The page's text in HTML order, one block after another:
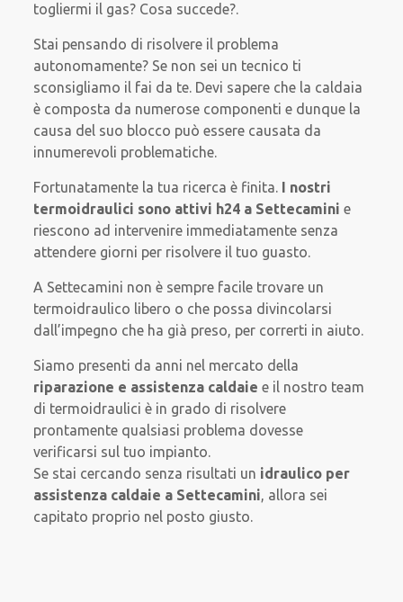
togliermi il gas? Cosa succede?.
Stai pensando di risolvere il problema
autonomamente? Se non sei un tecnico ti
sconsigliamo il fai da te. Devi sapere che la caldaia
è composta da numerose componenti e dunque la
causa del suo blocco può essere causata da
innumerevoli problematiche.
Fortunatamente la tua ricerca è finita. I nostri
termoidraulici sono attivi h24 a Settecamini e
riescono ad intervenire immediatamente senza
attendere giorni per risolvere il tuo guasto.
A Settecamini non è sempre facile trovare un
termoidraulico libero o che possa divincolarsi
dall’impegno che ha già preso, per correrti in aiuto.
Siamo presenti da anni nel mercato della
riparazione e assistenza caldaie e il nostro team
di termoidraulici è in grado di risolvere
prontamente qualsiasi problema dovesse
verificarsi sul tuo impianto.
Se stai cercando senza risultati un idraulico per
assistenza caldaie a Settecamini, allora sei
capitato proprio nel posto giusto.